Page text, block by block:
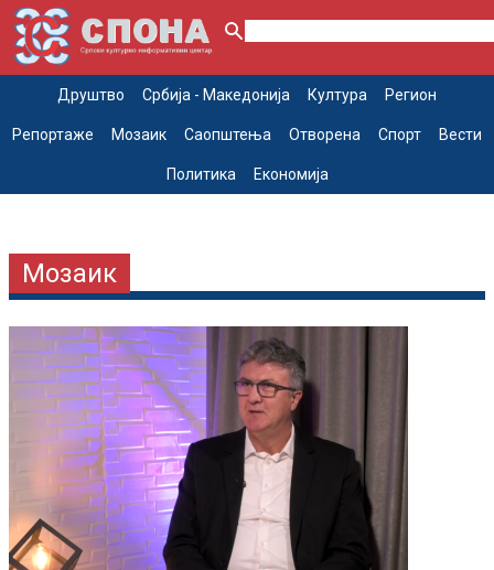
Друштво Србија - Македонија Култура Регион
Репортаже Мозаик Саопштења Отворена Спорт Вести
Политика Економија
Мозаик